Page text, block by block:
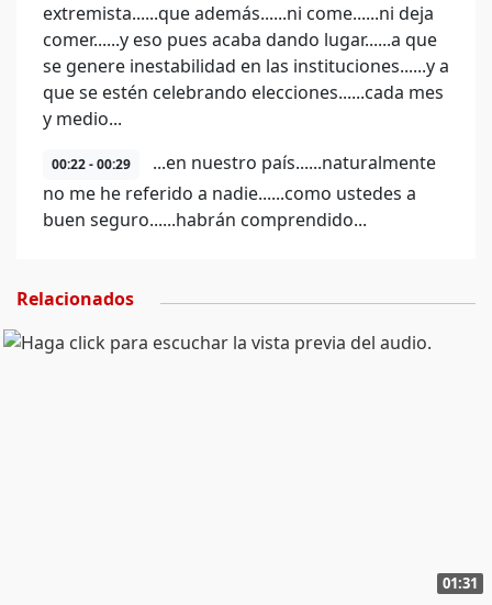
extremista......que además......ni come......ni deja
comer......y eso pues acaba dando lugar......a que
se genere inestabilidad en las instituciones......y a
que se estén celebrando elecciones......cada mes
y medio...
00:22 - 00:29
...en nuestro país......naturalmente
no me he referido a nadie......como ustedes a
buen seguro......habrán comprendido...
Relacionados
01:31